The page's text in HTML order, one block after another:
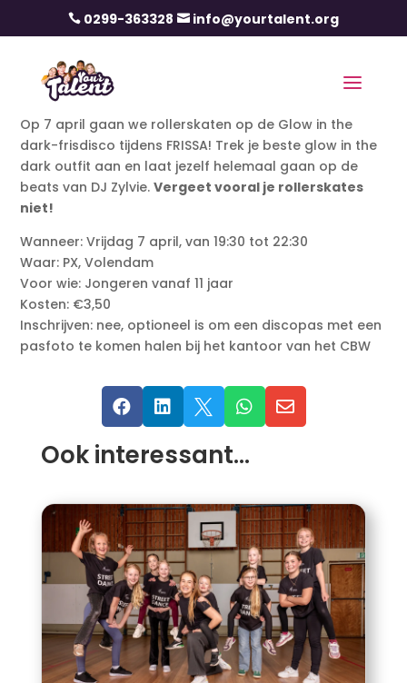
 0299-363328  info@yourtalent.org
Op 7 april gaan we rollerskaten op de Glow in the
dark-frisdisco tijdens FRISSA! Trek je beste glow in the
dark outfit aan en laat jezelf helemaal gaan op de
beats van DJ Zylvie.Vergeet vooral je rollerskates
niet!
Wanneer: Vrijdag 7 april, van 19:30 tot 22:30
Waar: PX, Volendam
Voor wie: Jongeren vanaf 11 jaar
Kosten: €3,50
Inschrijven: nee, optioneel is om een discopas met een
pasfoto te komen halen bij het kantoor van het CBW
    
Ook interessant…